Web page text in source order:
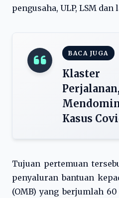
pengusaha, ULP, LSM
BACA JUGA
Kasus
Tujuan pertemuan
penyaluran bantuan
(OMB) yang berjumlah